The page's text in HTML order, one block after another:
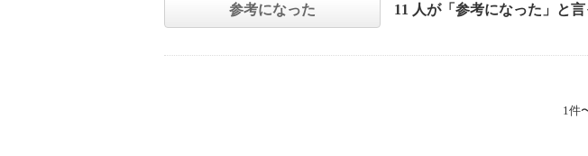
参考になった 11 人が「参考になった」と
1件